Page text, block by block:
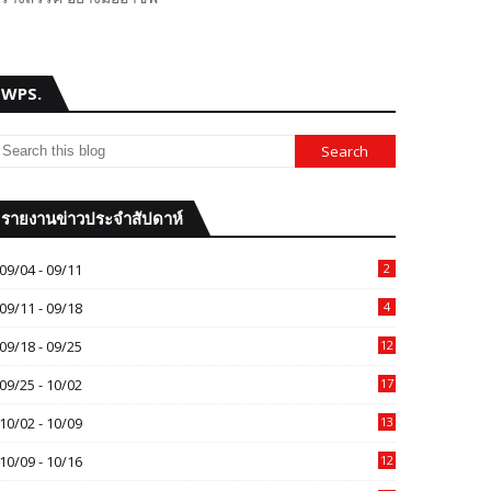
WPS.
รายงานข่าวประจำสัปดาห์
09/04 - 09/11 2
09/11 - 09/18 4
09/18 - 09/25 12
09/25 - 10/02 17
10/02 - 10/09 13
10/09 - 10/16 12